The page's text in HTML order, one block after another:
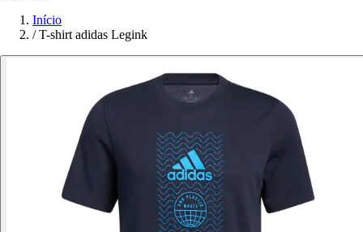
Início
/ T-shirt adidas Legink